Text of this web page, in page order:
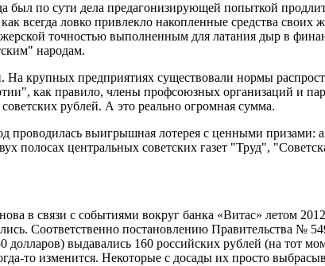
по сути дела предагонизирующей попыткой
всегда ловко привлекло накопленные средства
точностью выполненным для латания дыр в
народам.
крупных предприятиях существовали нормы
как правило, члены профсоюзных организаций и
рублей. А это реально огромная сумма.
проводилась выигрышная лотерея с ценными призами:
полосах центральных советских газет "Труд",
в связи с событиями вокруг банка «Витас» летом
Соответственно постановлению Правительства №
выдавались 160 российских рублей (на тот
то изменится. Некоторые с досады их просто